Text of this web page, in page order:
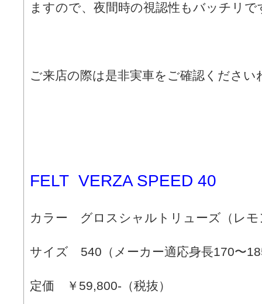
ますので、夜間時の視認性もバッチリで
ご来店の際は是非実車をご確認ください
FELT VERZA SPEED 40
カラー グロスシャルトリューズ（レモ
サイズ 540（メーカー適応身長170〜
定価 ￥59,800-（税抜）